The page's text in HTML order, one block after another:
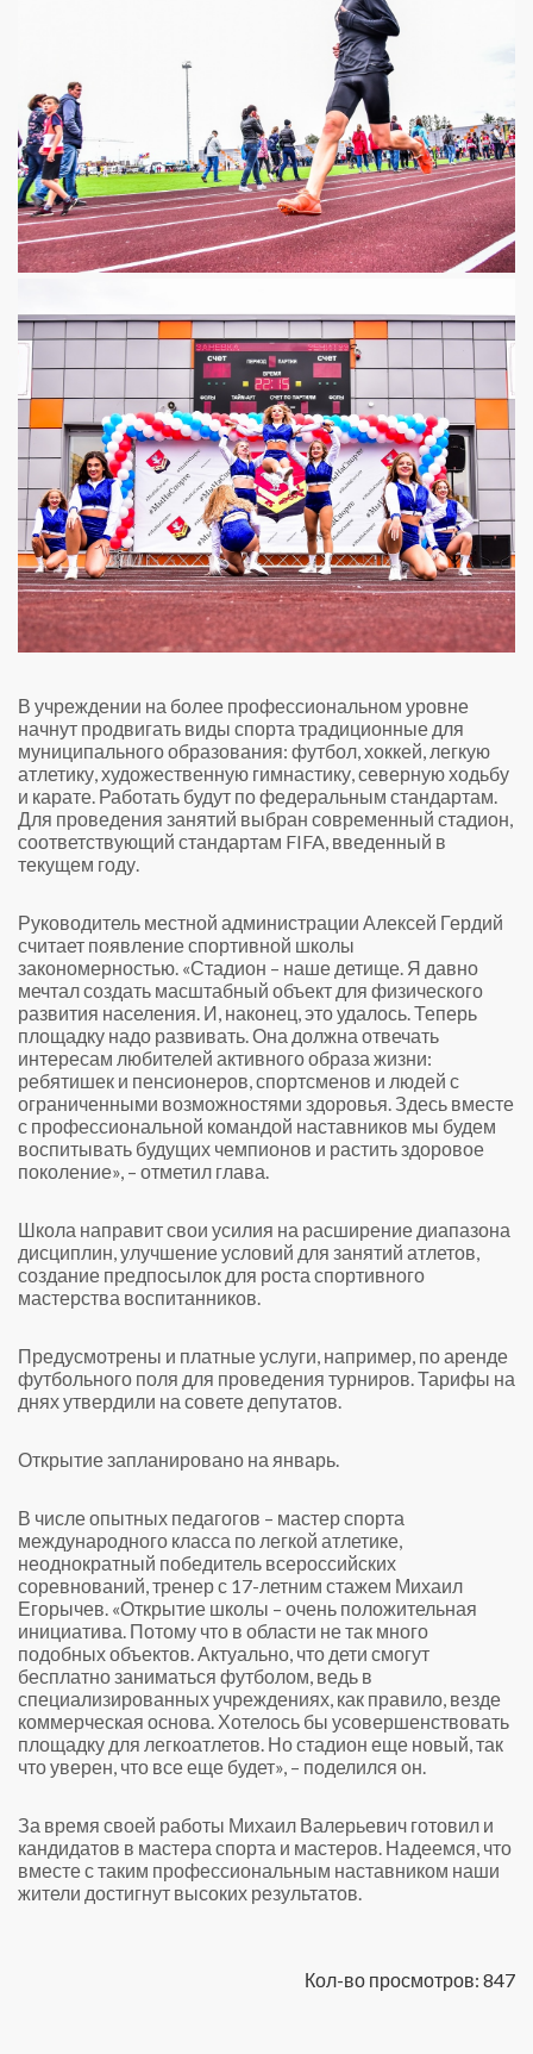
В учреждении на более профессиональном уровне
начнут продвигать виды спорта традиционные для
муниципального образования: футбол, хоккей, легкую
атлетику, художественную гимнастику, северную ходьбу
и карате. Работать будут по федеральным стандартам.
Для проведения занятий выбран современный стадион,
соответствующий стандартам FIFA, введенный в
текущем году.
Руководитель местной администрации Алексей Гердий
считает появление спортивной школы
закономерностью. «Стадион – наше детище. Я давно
мечтал создать масштабный объект для физического
развития населения. И, наконец, это удалось. Теперь
площадку надо развивать. Она должна отвечать
интересам любителей активного образа жизни:
ребятишек и пенсионеров, спортсменов и людей с
ограниченными возможностями здоровья. Здесь вместе
с профессиональной командой наставников мы будем
воспитывать будущих чемпионов и растить здоровое
поколение», – отметил глава.
Школа направит свои усилия на расширение диапазона
дисциплин, улучшение условий для занятий атлетов,
создание предпосылок для роста спортивного
мастерства воспитанников.
Предусмотрены и платные услуги, например, по аренде
футбольного поля для проведения турниров. Тарифы на
днях утвердили на совете депутатов.
Открытие запланировано на январь.
В числе опытных педагогов – мастер спорта
международного класса по легкой атлетике,
неоднократный победитель всероссийских
соревнований, тренер с 17-летним стажем Михаил
Егорычев. «Открытие школы – очень положительная
инициатива. Потому что в области не так много
подобных объектов. Актуально, что дети смогут
бесплатно заниматься футболом, ведь в
специализированных учреждениях, как правило, везде
коммерческая основа. Хотелось бы усовершенствовать
площадку для легкоатлетов. Но стадион еще новый, так
что уверен, что все еще будет», – поделился он.
За время своей работы Михаил Валерьевич готовил и
кандидатов в мастера спорта и мастеров. Надеемся, что
вместе с таким профессиональным наставником наши
жители достигнут высоких результатов.
Кол-во просмотров: 847